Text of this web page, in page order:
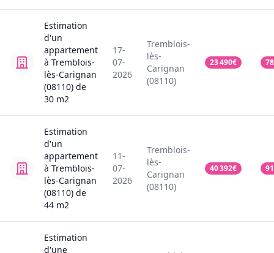
Estimation
d'un
appartement
à Tremblois-
lès-Carignan
(08110) de
30 m2
17-
07-
2026
Tremblois-
lès-
Carignan
(08110)
23 490€
Estimation
d'un
appartement
à Tremblois-
lès-Carignan
(08110) de
44 m2
11-
07-
2026
Tremblois-
lès-
Carignan
(08110)
40 392€
Estimation
d'une